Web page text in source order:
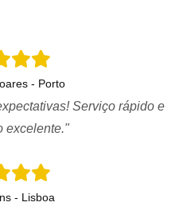
- Porto
Serviço rápido e
excelente."
- Lisboa